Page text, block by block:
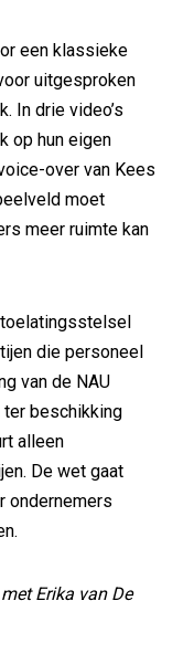
een klassieke
uitgesproken
In drie video’s
op hun eigen
over van Kees
moet
meer ruimte kan
die personeel
van de NAU
beschikking
alleen
De wet gaat
ondernemers
Erika van De